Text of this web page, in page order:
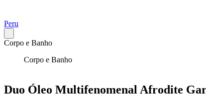
Peru
Corpo e Banho
Corpo e Banho
Duo Óleo Multifenomenal Afrodite